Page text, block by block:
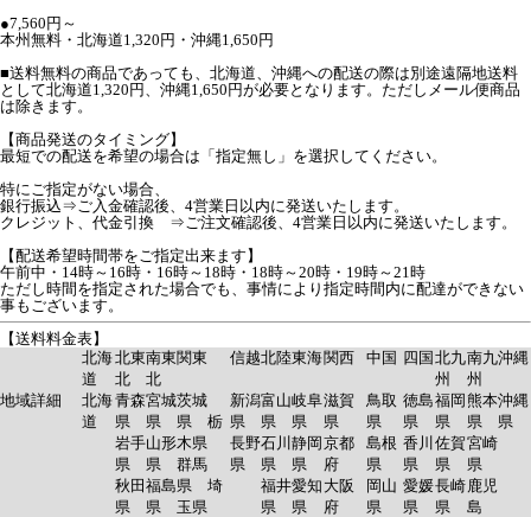
●7,560円～
本州無料・北海道1,320円・沖縄1,650円
■送料無料の商品であっても、北海道、沖縄への配送の際は別途遠隔地送料
として北海道1,320円、沖縄1,650円が必要となります。ただしメール便商品
は除きます。
【商品発送のタイミング】
最短での配送を希望の場合は「指定無し」を選択してください。
特にご指定がない場合、
銀行振込⇒ご入金確認後、4営業日以内に発送いたします。
クレジット、代金引換 ⇒ご注文確認後、4営業日以内に発送いたします。
【配送希望時間帯をご指定出来ます】
午前中・14時～16時・16時～18時・18時～20時・19時～21時
ただし時間を指定された場合でも、事情により指定時間内に配達ができない
事もございます。
【送料料金表】
北海
道
北東
北
南東
北
関東 信越北陸東海関西 中国 四国北九
州
南九
州
沖縄
地域詳細
北海
道
青森
県
岩手
県
秋田
県
宮城
県
山形
県
福島
県
茨城
県 栃
木県
群馬
県 埼
玉県
新潟
県
長野
県
富山
県
石川
県
福井
県
岐阜
県
静岡
県
愛知
県
滋賀
県
京都
府
大阪
府
鳥取
県
島根
県
岡山
県
徳島
県
香川
県
愛媛
県
福岡
県
佐賀
県
長崎
県
熊本
県
宮崎
県
鹿児
島
沖縄
県